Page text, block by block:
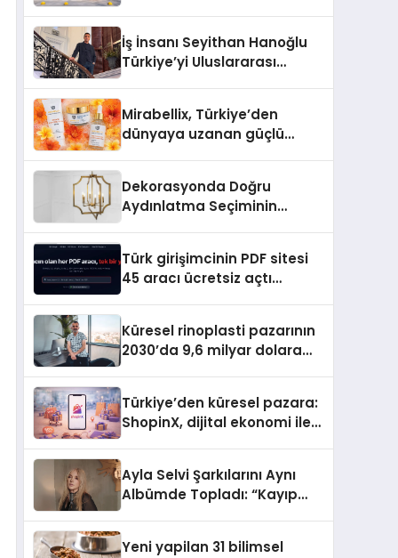
İş İnsanı Seyithan Hanoğlu
Türkiye’yi Uluslararası
Mirabellix, Türkiye’den
dünyaya uzanan güçlü
Dekorasyonda Doğru
Aydınlatma Seçiminin
Türk girişimcinin PDF sitesi
45 aracı ücretsiz açtı
Küresel rinoplasti pazarının
2030’da 9,6 milyar dolara
Türkiye’den küresel pazara:
ShopinX, dijital ekonomi ile
Ayla Selvi Şarkılarını Aynı
Albümde Topladı: “Kayıp
Yeni yapilan 31 bilimsel